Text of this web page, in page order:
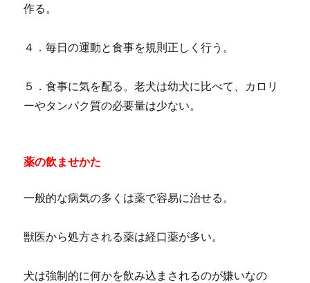
作る。
４．毎日の運動と食事を規則正しく行う。
５．食事に気を配る。老犬は幼犬に比べて、カロリ
ーやタンパク質の必要量は少ない。
薬の飲ませかた
一般的な病気の多くは薬で容易に治せる。
獣医から処方される薬は経口薬が多い。
犬は強制的に何かを飲み込まされるのが嫌いなの